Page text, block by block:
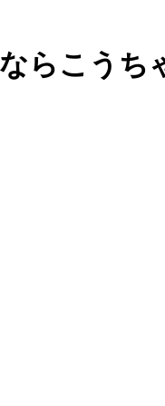
らこうち